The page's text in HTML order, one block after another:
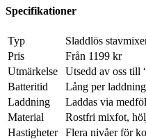
Specifikationer
Typ
Sladdlös
Pris
Från 1199 kr
Utmärkelse
Utsedd av oss till
Batteritid
Lång per
Laddning
Laddas via
Material
Rostfri mixfot,
Hastigheter
Flera nivåer för